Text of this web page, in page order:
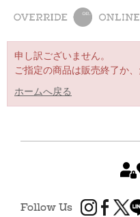
All
申し訳ございません。
ご指定の商品は販売終了か
ホームへ戻る
Follow Us